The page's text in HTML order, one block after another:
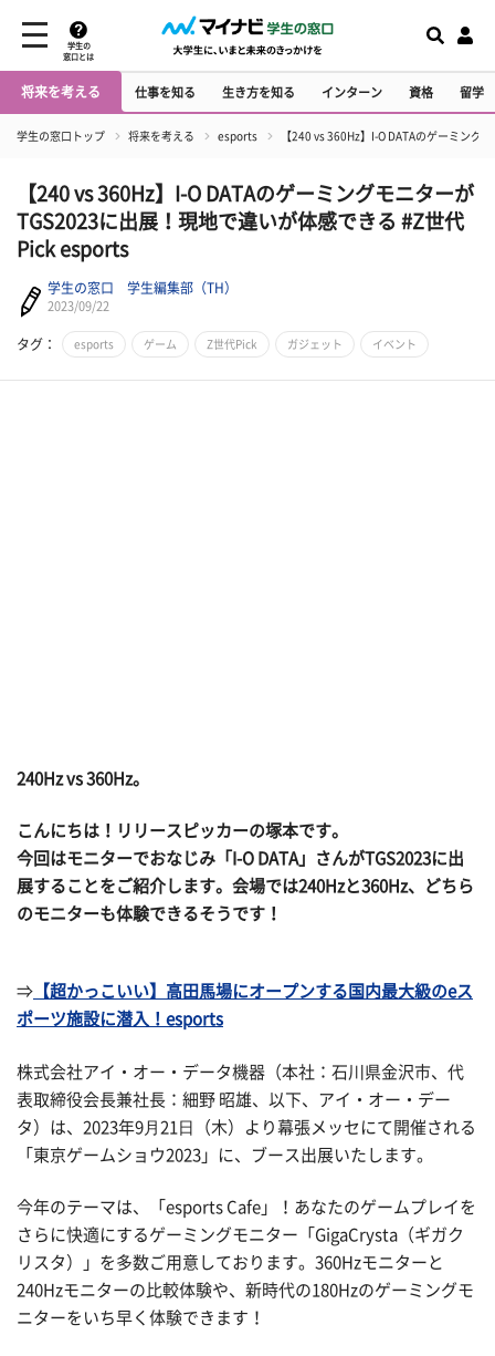
学生の
窓口とは
将来を考える 仕事を知る 生き方を知る インターン 資格 留学
学生の窓口トップ 将来を考える esports 【240 vs 360Hz】I-O DATAのゲーミング
【240 vs 360Hz】I-O DATAのゲーミングモニターが
TGS2023に出展！現地で違いが体感できる #Z世代
Pick esports
学生の窓口 学生編集部（TH）
2023/09/22
タグ： esports ゲーム Z世代Pick ガジェット イベント
240Hz vs 360Hz。
こんにちは！リリースピッカーの塚本です。
今回はモニターでおなじみ「I-O DATA」さんがTGS2023に出
展することをご紹介します。会場では240Hzと360Hz、どちら
のモニターも体験できるそうです！
⇒ 【超かっこいい】高田馬場にオープンする国内最大級のeス
ポーツ施設に潜入！esports
株式会社アイ・オー・データ機器（本社：石川県金沢市、代
表取締役会長兼社長：細野 昭雄、以下、アイ・オー・デー
タ）は、2023年9⽉21⽇（木）より幕張メッセにて開催される
「東京ゲームショウ2023」に、ブース出展いたします。
今年のテーマは、「esports Cafe」！あなたのゲームプレイを
さらに快適にするゲーミングモニター「GigaCrysta（ギガク
リスタ）」を多数ご用意しております。360Hzモニターと
240Hzモニターの比較体験や、新時代の180Hzのゲーミングモ
ニターをいち早く体験できます！